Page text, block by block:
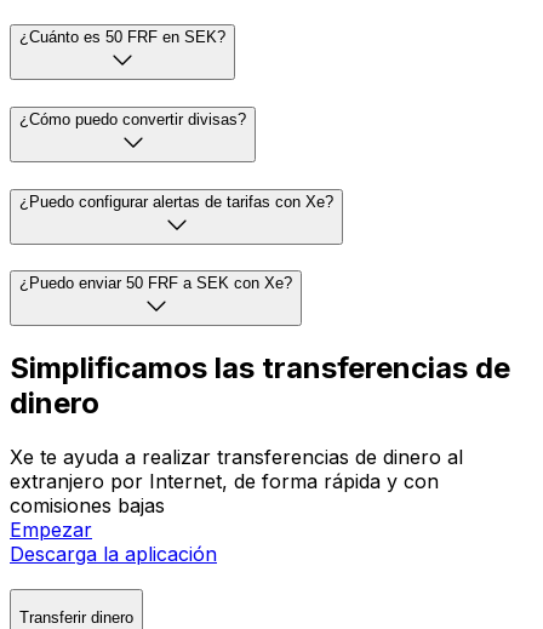
¿Cuánto es 50 FRF en SEK?
¿Cómo puedo convertir divisas?
¿Puedo configurar alertas de tarifas con Xe?
¿Puedo enviar 50 FRF a SEK con Xe?
Simplificamos las transferencias de
dinero
Xe te ayuda a realizar transferencias de dinero al
extranjero por Internet, de forma rápida y con
comisiones bajas
Empezar
Descarga la aplicación
Transferir dinero